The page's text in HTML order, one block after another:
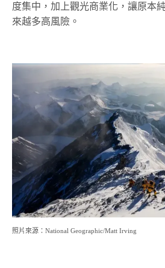
度集中，加上觀光商業化，讓原本
來越多高風險。
照片來源：National Geographic/Matt Irving